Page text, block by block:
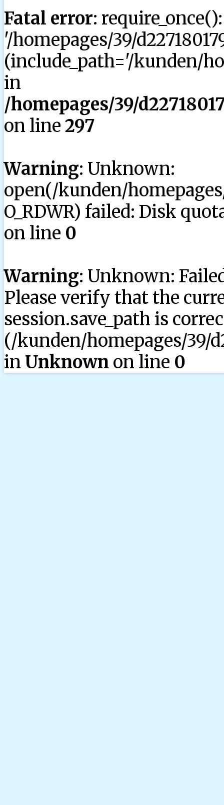
Fatal error:
'/homepages/39/
(include_path='/kunden/
in
/homepages/39/
on line 297
Warning: Unknown:
open(/kunden/
O_RDWR) failed: Disk
on line 0
Warning: Unknown:
Please verify that the
session.save_path is
(/kunden/homepages/39/
in Unknown on line 0